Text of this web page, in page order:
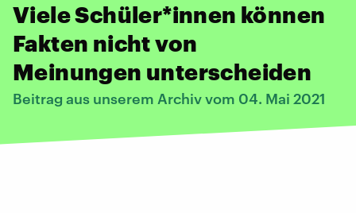
Viele Schüler*innen können
Fakten nicht von
Meinungen unterscheiden
Beitrag aus unserem Archiv vom 04. Mai 2021